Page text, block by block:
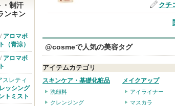
クチ
@cosmeで人気の美容タグ
アイテムカテゴリ
スキンケア・基礎化粧品
洗顔料
クレンジング
メイクアップ
アイライナー
マスカラ
・制汗
ンキン
/ アロマボ
（青涼）
/ アロマボ
スレティ
ッシング
トミスト